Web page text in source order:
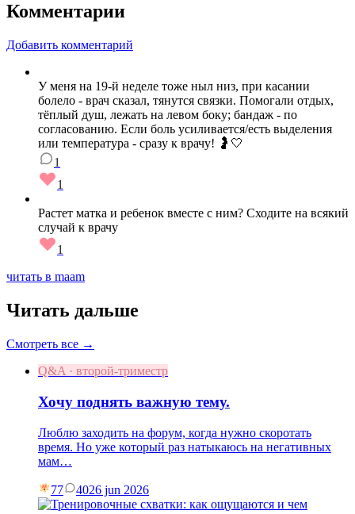
Комментарии
Добавить комментарий
У меня на 19-й неделе тоже ныл низ, при касании
болело - врач сказал, тянутся связки. Помогали отдых,
тёплый душ, лежать на левом боку; бандаж - по
согласованию. Если боль усиливается/есть выделения
или температура - сразу к врачу! 🤰🤍
1
1
Растет матка и ребенок вместе с ним? Сходите на всякий
случай к врачу
1
читать в maam
Читать дальше
Смотреть все →
Q&A · второй-триместр
Хочу поднять важную тему.
Люблю заходить на форум, когда нужно скоротать
время. Но уже который раз натыкаюсь на негативных
мам…
77 4026 jun 2026